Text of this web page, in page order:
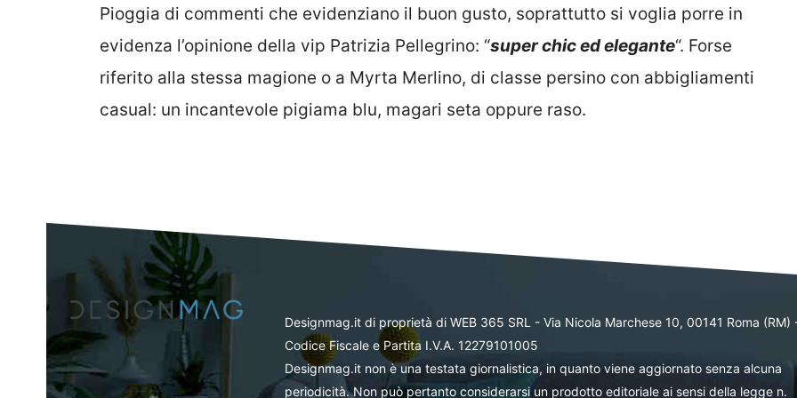
Pioggia di commenti che evidenziano il buon gusto, soprattutto si voglia porre in
evidenza l’opinione della vip Patrizia Pellegrino: “super chic ed elegante“. Forse
riferito alla stessa magione o a Myrta Merlino, di classe persino con abbigliamenti
casual: un incantevole pigiama blu, magari seta oppure raso.
Designmag.it di proprietà di WEB 365 SRL - Via Nicola Marchese 10, 00141 Roma (RM)
Codice Fiscale e Partita I.V.A. 12279101005
Designmag.it non è una testata giornalistica, in quanto viene aggiornato senza alcuna
periodicità. Non può pertanto considerarsi un prodotto editoriale ai sensi della legge n.